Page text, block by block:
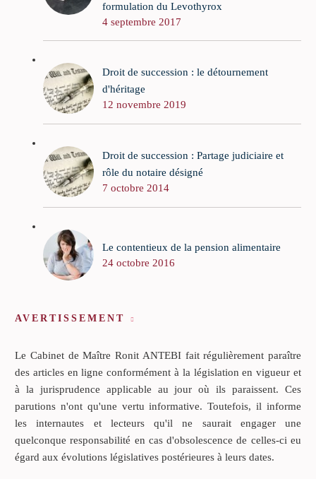
formulation du Levothyrox
4 septembre 2017
Droit de succession : le détournement
d'héritage
12 novembre 2019
Droit de succession : Partage judiciaire et
rôle du notaire désigné
7 octobre 2014
Le contentieux de la pension alimentaire
24 octobre 2016
AVERTISSEMENT
Le Cabinet de Maître Ronit ANTEBI fait régulièrement paraître
des articles en ligne conformément à la législation en vigueur et
à la jurisprudence applicable au jour où ils paraissent. Ces
parutions n'ont qu'une vertu informative. Toutefois, il informe
les internautes et lecteurs qu'il ne saurait engager une
quelconque responsabilité en cas d'obsolescence de celles-ci eu
égard aux évolutions législatives postérieures à leurs dates.